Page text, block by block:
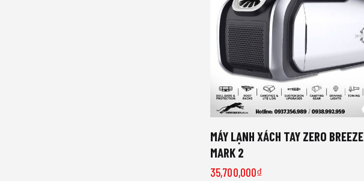
MÁY LẠNH XÁCH TAY ZERO BREEZE
MARK 2
35,700,000₫